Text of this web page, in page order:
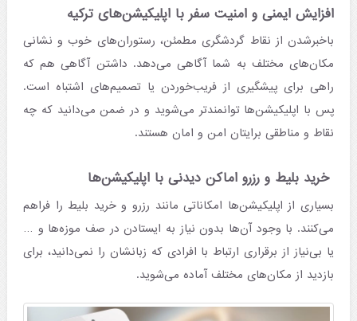
افزایش ایمنی و امنیت سفر با اپلیکیشن‌های ترکیه
باخبرشدن از نقاط گردشگری مطمئن، رستوران‌های خوب و نشانی
مکان‌های مختلف به شما آگاهی می‌دهد. داشتن آگاهی هم که
راهی برای پیشگیری از فریب‌خوردن یا تصمیم‌های اشتباه است.
پس با اپلیکیشن‌ها توانمندتر می‌شوید و در ضمن می‌دانید که چه
نقاط و مناطقی برایتان امن و امان هستند.
خرید بلیط و رزرو اماکن دیدنی با اپلیکیشن‌ها
بسیاری از اپلیکیشن‌ها امکاناتی مانند رزرو و خرید بلیط را فراهم
می‌کنند. با وجود آن‌ها بدون نیاز به ایستادن در صف موزه‌ها و …
یا بی‌نیاز از برقراری ارتباط با افرادی که زبانشان را نمی‌دانید، برای
بازدید از مکان‌های مختلف آماده می‌شوید.